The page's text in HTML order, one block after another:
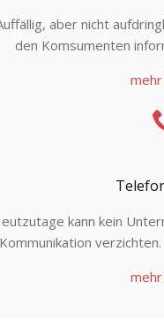
aber nicht
den Komsumenten
unterstreicht. Eine
kann kein
Kommunikation